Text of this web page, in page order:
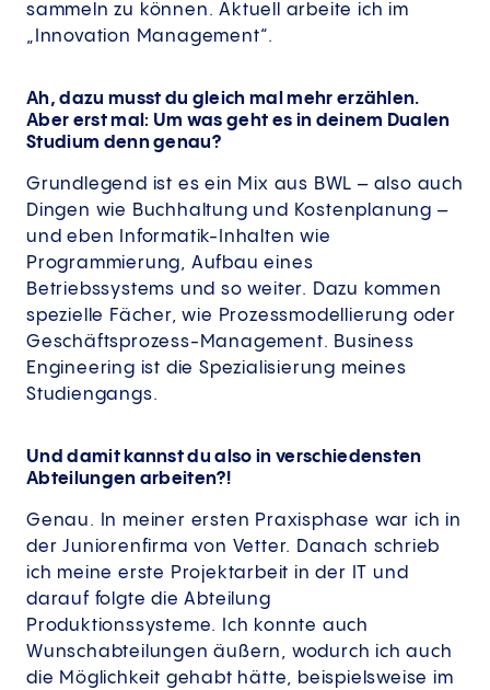
sammeln zu können. Aktuell arbeite ich im
„Innovation Management“.
Ah, dazu musst du gleich mal mehr erzählen.
Aber erst mal: Um was geht es in deinem Dualen
Studium denn genau?
Grundlegend ist es ein Mix aus BWL – also auch
Dingen wie Buchhaltung und Kostenplanung –
und eben Informatik-Inhalten wie
Programmierung, Aufbau eines
Betriebssystems und so weiter. Dazu kommen
spezielle Fächer, wie Prozessmodellierung oder
Geschäftsprozess-Management. Business
Engineering ist die Spezialisierung meines
Studiengangs.
Und damit kannst du also in verschiedensten
Abteilungen arbeiten?!
Genau. In meiner ersten Praxisphase war ich in
der Juniorenfirma von Vetter. Danach schrieb
ich meine erste Projektarbeit in der IT und
darauf folgte die Abteilung
Produktionssysteme. Ich konnte auch
Wunschabteilungen äußern, wodurch ich auch
die Möglichkeit gehabt hätte, beispielsweise im